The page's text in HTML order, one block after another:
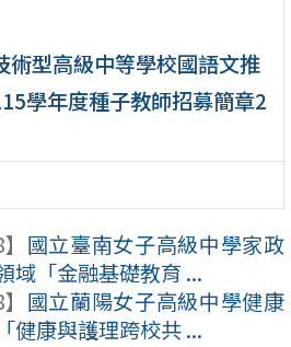
術型高級中等學校國語文推
學年度種子教師招募簡章2
國立臺南女子高級中學家政
域「金融基礎教育 ...
國立蘭陽女子高級中學健康
健康與護理跨校共 ...